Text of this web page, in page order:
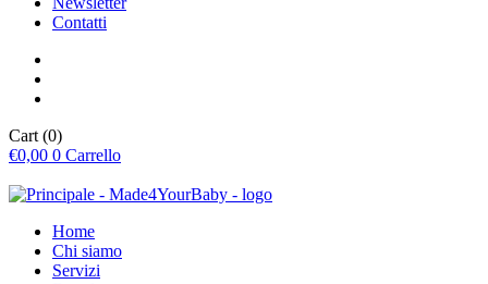
Contatti
Cart (0)
€0,00 0 Carrello
Home
Chi siamo
Servizi